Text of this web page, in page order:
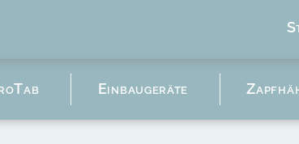
Einbaugeräte